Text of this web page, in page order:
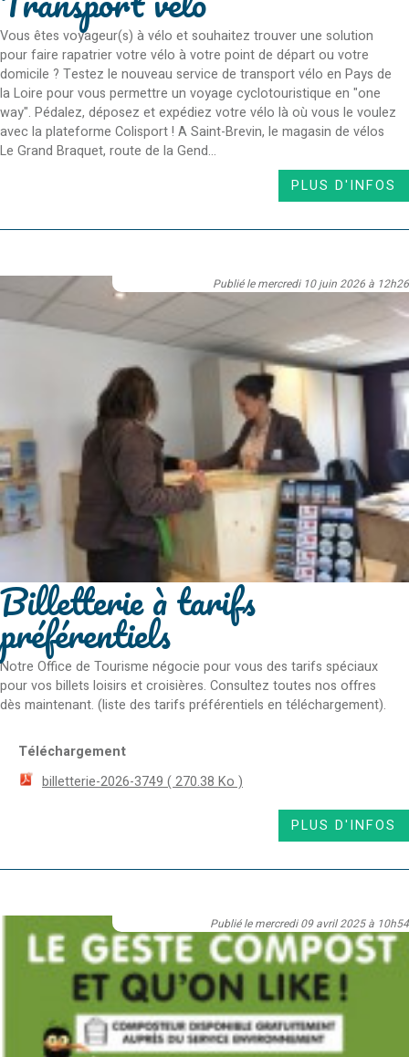
Vous êtes voyageur(s) à vélo et souhaitez trouver une solution
pour faire rapatrier votre vélo à votre point de départ ou votre
domicile ? Testez le nouveau service de transport vélo en Pays de
la Loire pour vous permettre un voyage cyclotouristique en "one
way". Pédalez, déposez et expédiez votre vélo là où vous le voulez
avec la plateforme Colisport ! A Saint-Brevin, le magasin de vélos
Le Grand Braquet, route de la Gend...
PLUS D'INFOS
Billetterie à tarifs
préférentiels
Notre Office de Tourisme négocie pour vous des tarifs spéciaux
pour vos billets loisirs et croisières. Consultez toutes nos offres
dès maintenant. (liste des tarifs préférentiels en téléchargement).
Téléchargement
billetterie-2026-3749 ( 270.38 Ko )
Publié le mercredi 10 juin 2026 à 12h26
PLUS D'INFOS
Publié le mercredi 09 avril 2025 à 10h54